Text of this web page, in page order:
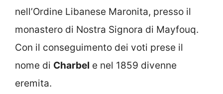
nell’Ordine Libanese Maronita, presso il
monastero di Nostra Signora di Mayfouq.
Con il conseguimento dei voti prese il
nome di Charbel e nel 1859 divenne
eremita.